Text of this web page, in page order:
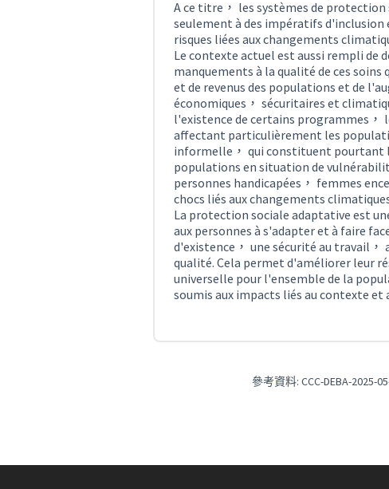
A ce titre， les systèmes de
seulement à des impératifs
risques liées aux changements
Le contexte actuel est aussi rempli de
manquements à la qualité de ces soins
et de revenus des populations et de
économiques， sécuritaires et
l'existence de certains programmes
affectant particulièrement les
informelle， qui constituent pourtant
populations en situation de
personnes handicapées， femmes
chocs liés aux changements
La protection sociale adaptative est
aux personnes à s'adapter et à faire
d'existence， une sécurité au travail，
qualité. Cela permet d'améliorer leur
universelle pour l'ensemble de la
soumis aux impacts liés au contexte
參考資料: CCC-DEBA-2025-